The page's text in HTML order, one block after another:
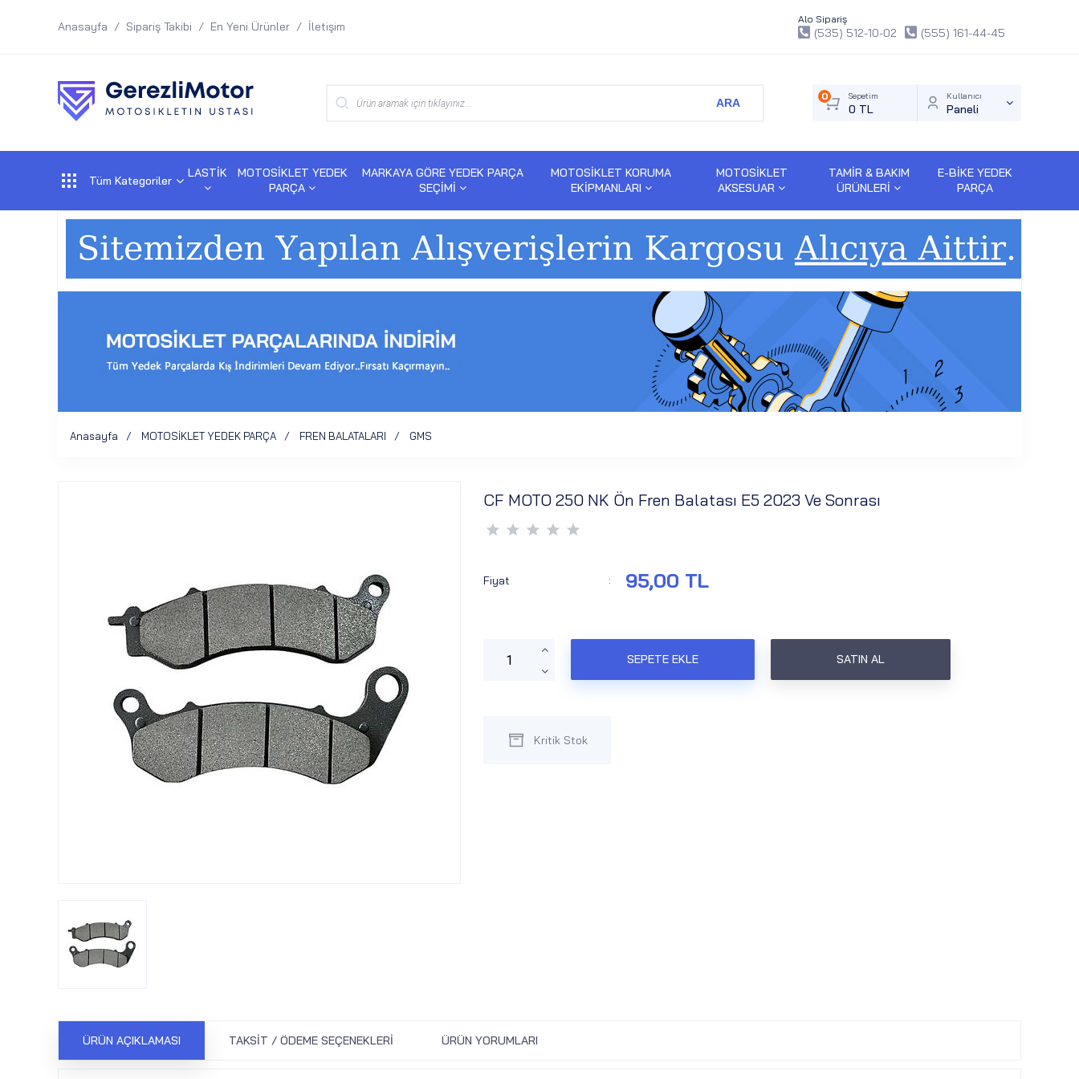
Anasayfa Sipariş Takibi En Yeni Ürünler İletişim
Alo Sipariş
(535) 512-10-02 (555) 161-44-45
ARA
Sepetim
0 TL
0 Kullanıcı
Paneli
Tüm Kategoriler
LASTİK
MOTOSİKLET YEDEK
PARÇA
MARKAYA GÖRE YEDEK PARÇA
SEÇİMİ
MOTOSİKLET KORUMA
EKİPMANLARI
MOTOSİKLET
AKSESUAR
TAMİR & BAKIM
ÜRÜNLERİ
E-BİKE YEDEK
PARÇA
Anasayfa MOTOSİKLET YEDEK PARÇA FREN BALATALARI GMS
CF MOTO 250 NK Ön Fren Balatası E5 2023 Ve Sonrası
Fiyat : 95,00 TL
Kritik Stok
ÜRÜN AÇIKLAMASI TAKSIT / ÖDEME SEÇENEKLERI ÜRÜN YORUMLARI